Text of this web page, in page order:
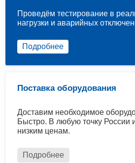
Поставка оборудования
Доставим необходимое
Быстро. В любую точку России
низким ценам.
Подробнее
Проведём тестирование в
нагрузки и аварийных
Подробнее